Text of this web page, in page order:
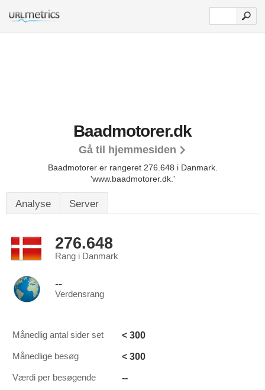
Baadmotorer.dk
Gå til hjemmesiden
Baadmotorer er rangeret 276.648 i Danmark.
'www.baadmotorer.dk.'
Analyse Server
276.648
Rang i Danmark
--
Verdensrang
Månedlig antal sider set < 300
Månedlige besøg < 300
Værdi per besøgende --